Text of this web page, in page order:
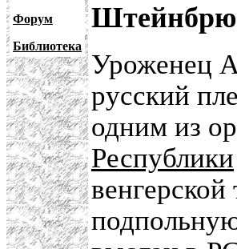
Форум
Библиотека
Уроженец
русский
одним из
Республики